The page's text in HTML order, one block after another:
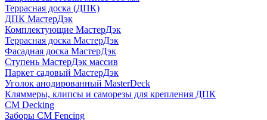
Террасная доска (ДПК)
ДПК МастерДэк
Комплектующие МастерДэк
Террасная доска МастерДэк
Фасадная доска МастерДэк
Ступень МастерДэк массив
Паркет садовый МастерДэк
Уголок анодированный MasterDeck
Кляммеры, клипсы и саморезы для крепления ДПК
CM Decking
Заборы CM Fencing